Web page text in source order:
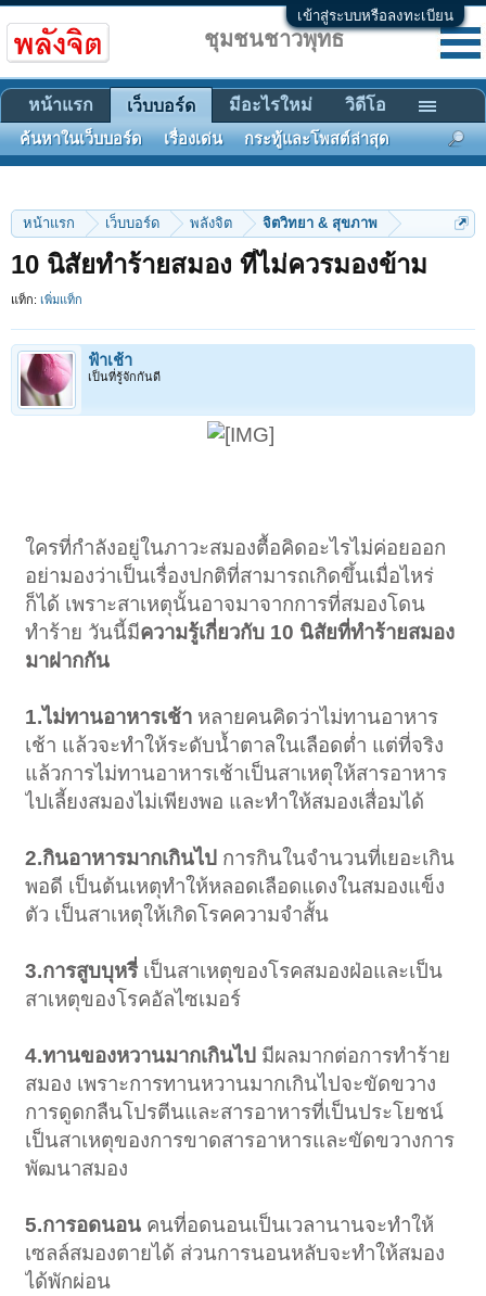
เข้าสู่ระบบหรือลงทะเบียน
หน้าแรก เว็บบอร์ด พลังจิต จิตวิทยา & สุขภาพ
10 นิสัยทำร้ายสมอง ที่ไม่ควรมองข้าม
แท็ก: เพิ่มแท็ก
ฟ้าเช้า
เป็นที่รู้จักกันดี
ใครที่กำลังอยู่ในภาวะสมองตื้อคิดอะไรไม่ค่อยออก
อย่ามองว่าเป็นเรื่องปกติที่สามารถเกิดขึ้นเมื่อไหร่
ก็ได้ เพราะสาเหตุนั้นอาจมาจากการที่สมองโดน
ทำร้าย วันนี้มีความรู้เกี่ยวกับ 10 นิสัยที่ทำร้ายสมอง
มาฝากกัน
1.ไม่ทานอาหารเช้า หลายคนคิดว่าไม่ทานอาหาร
เช้า แล้วจะทำให้ระดับน้ำตาลในเลือดต่ำ แต่ที่จริง
แล้วการไม่ทานอาหารเช้าเป็นสาเหตุให้สารอาหาร
ไปเลี้ยงสมองไม่เพียงพอ และทำให้สมองเสื่อมได้
2.กินอาหารมากเกินไป การกินในจำนวนที่เยอะเกิน
พอดี เป็นต้นเหตุทำให้หลอดเลือดแดงในสมองแข็ง
ตัว เป็นสาเหตุให้เกิดโรคความจำสั้น
3.การสูบบุหรี่เป็นสาเหตุของโรคสมองฝ่อและเป็น
สาเหตุของโรคอัลไซเมอร์
4.ทานของหวานมากเกินไป มีผลมากต่อการทำร้าย
สมอง เพราะการทานหวานมากเกินไปจะขัดขวาง
การดูดกลืนโปรตีนและสารอาหารที่เป็นประโยชน์
เป็นสาเหตุของการขาดสารอาหารและขัดขวางการ
พัฒนาสมอง
5.การอดนอน คนที่อดนอนเป็นเวลานานจะทำให้
เซลล์สมองตายได้ ส่วนการนอนหลับจะทำให้สมอง
ได้พักผ่อน
ชุมชนชาวพุทธ
หน้าแรก เว็บบอร์ด
ค้นหาในเว็บบอร์ด เรื่องเด่น กระทู้และโพสต์ล่าสุด
มีอะไรใหม่ วิดีโอ